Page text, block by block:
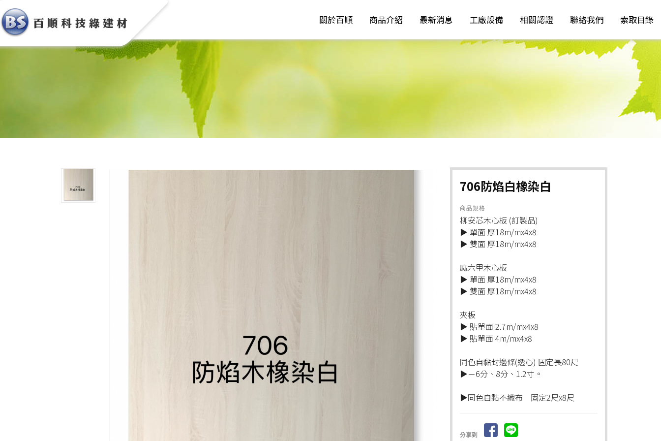
關於百順 商品介紹 最新消息 工廠設備 相關認證 聯絡我們 索取目錄
706防焰白橡染白
商品規格
柳安芯木心板 (訂製品)
▶ 單面 厚18m/mx4x8
▶ 雙面 厚18m/mx4x8
麻六甲木心板
▶ 單面 厚18m/mx4x8
▶ 雙面 厚18m/mx4x8
夾板
▶ 貼單面 2.7m/mx4x8
▶ 貼單面 4m/mx4x8
同色自黏封邊條(透心) 固定長80尺
▶－6分、8分、1.2寸。
▶同色自黏不織布 固定2尺x8尺
分享到